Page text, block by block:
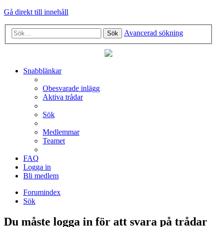
Gå direkt till innehåll
Sök Avancerad sökning
Snabblänkar
Obesvarade inlägg
Aktiva trådar
Sök
Medlemmar
Teamet
FAQ
Logga in
Bli medlem
Forumindex
Sök
Du måste logga in för att svara på trådar